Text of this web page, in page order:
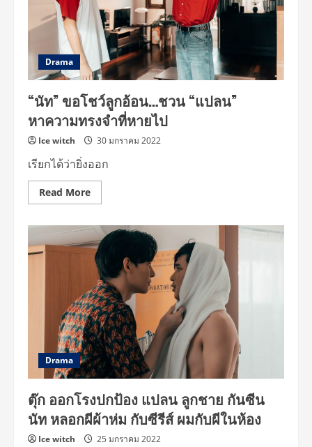
Drama
“นัท” ขอโชว์ลูกอ้อน…ชวน “แปลน”
หาความทรงจำที่หายไป
Ice witch 30 มกราคม 2022
เรียกได้ว่ายิ่งออก
Read MoreRead
more
ขอ
โชว์
ลูก
อ้อน…
ชวน
“แปลน”
หาความ
ทรง
จำ
ที่
หาย
ไป
Drama
ตุ๊ก ออกโรงปกป้อง แปลน ลูกชาย กันซีน
นัท หลอกผีผ้าห่ม กับซีรีส์ ผมกับผีในห้อง
Ice witch 25 มกราคม 2022